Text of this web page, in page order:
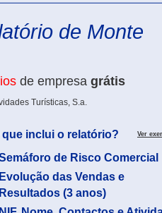
de Monte
de empresa grátis
Turísticas, S.a.
que inclui o relatório? Ver
de Risco Comercial
Evolução das Vendas e
Resultados (3 anos)